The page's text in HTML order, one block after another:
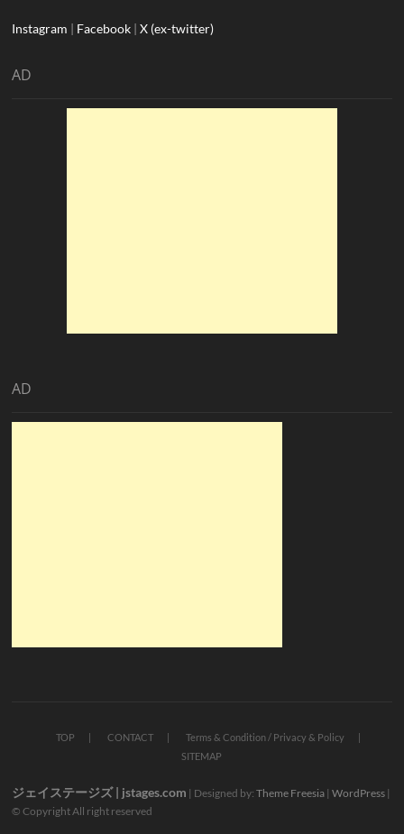
Instagram | Facebook |X (ex-twitter)
AD
AD
TOP CONTACT
Terms & Condition / Privacy & Policy
SITEMAP
ジェイステージズ | jstages.com | Designed by:Theme Freesia |WordPress |
© Copyright All right reserved